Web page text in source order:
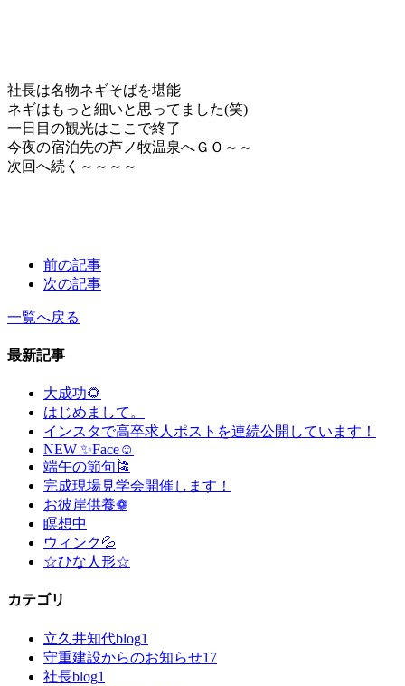
社長は名物ネギそばを堪能
ネギはもっと細いと思ってました(笑)
一日目の観光はここで終了
今夜の宿泊先の芦ノ牧温泉へＧＯ～～
次回へ続く～～～～
前の記事
次の記事
一覧へ戻る
最新記事
大成功🌻
はじめまして。
インスタで高卒求人ポストを連続公開しています！
NEW ✨Face☺
端午の節句🎏
完成現場見学会開催します！
お彼岸供養❁
瞑想中
ウィンク💦
☆ひな人形☆
カテゴリ
立久井知代blog1
守重建設からのお知らせ17
社長blog1